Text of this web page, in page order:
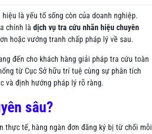
là yếu tố sống còn của doanh nghiệp.
chính là dịch vụ tra cứu nhãn hiệu chuyên
hoặc vướng tranh chấp pháp lý về sau.
đến cho khách hàng giải pháp tra cứu toàn
từ Cục Sở hữu trí tuệ cùng sự phân tích
và định hướng pháp lý rõ ràng.
sâu?
thực tế, hàng ngàn đơn đăng ký bị từ chối mỗi